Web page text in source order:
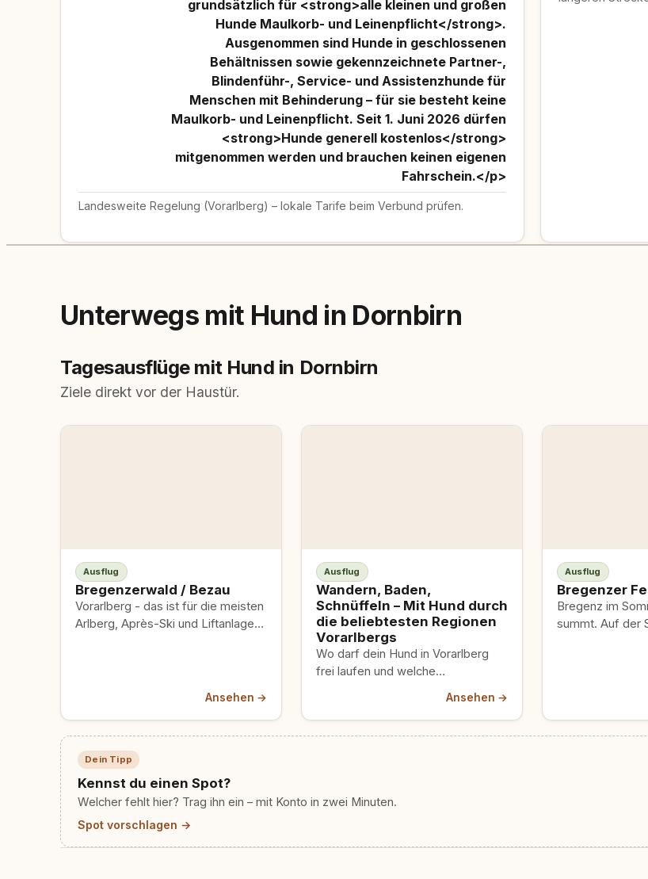
grundsätzlich für <strong>alle kleinen und großen
Hunde Maulkorb- und Leinenpflicht</strong>.
Ausgenommen sind Hunde in geschlossenen
Behältnissen sowie gekennzeichnete Partner-,
Blindenführ-, Service- und Assistenzhunde für
Menschen mit Behinderung – für sie besteht keine
Maulkorb- und Leinenpflicht. Seit 1. Juni 2026 dürfen
<strong>Hunde generell kostenlos</strong>
mitgenommen werden und brauchen keinen eigenen
Fahrschein.</p>
Landesweite Regelung (Vorarlberg) – lokale Tarife beim Verbund prüfen.
Unterwegs mit Hund in Dornbirn
Tagesausflüge mit Hund in Dornbirn
Ziele direkt vor der Haustür.
Ausflug
Bregenzerwald / Bezau
Vorarlberg - das ist für die meisten
Arlberg, Après-Ski und Liftanlagen.
Ansehen →
Ausflug
Wandern, Baden,
Schnüffeln – Mit Hund durch
die beliebtesten Regionen
Vorarlbergs
Wo darf dein Hund in Vorarlberg
frei laufen und welche
getestete Routen und echte
Ansehen →
Ausflug
Bregenzer
Bregenz im
summt. Auf der
Dein Tipp
Kennst du einen Spot?
Welcher fehlt hier? Trag ihn ein – mit Konto in zwei Minuten.
Spot vorschlagen →